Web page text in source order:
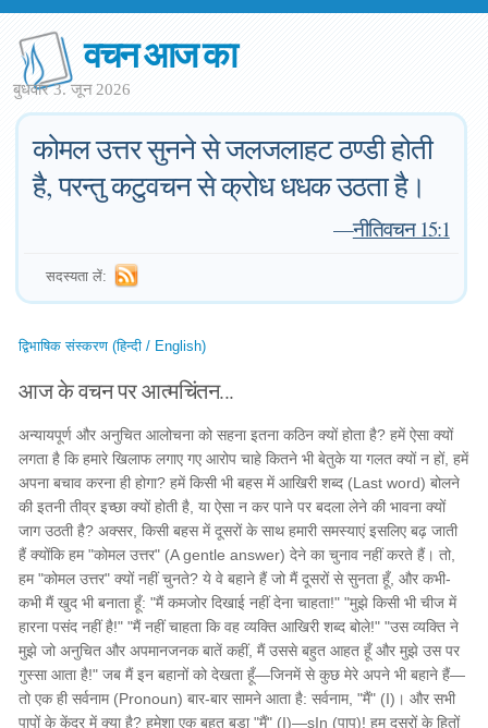
वचन आज का
बुधवार 3. जून 2026
कोमल उत्तर सुनने से जलजलाहट ठण्डी होती
है, परन्तु कटुवचन से क्रोध धधक उठता है।
—नीतिवचन 15:1
सदस्यता लें:
द्विभाषिक संस्करण (हिन्दी / English)
आज के वचन पर आत्मचिंतन...
अन्यायपूर्ण और अनुचित आलोचना को सहना इतना कठिन क्यों होता है? हमें ऐसा क्यों
लगता है कि हमारे खिलाफ लगाए गए आरोप चाहे कितने भी बेतुके या गलत क्यों न हों, हमें
अपना बचाव करना ही होगा? हमें किसी भी बहस में आखिरी शब्द (Last word) बोलने
की इतनी तीव्र इच्छा क्यों होती है, या ऐसा न कर पाने पर बदला लेने की भावना क्यों
जाग उठती है? अक्सर, किसी बहस में दूसरों के साथ हमारी समस्याएं इसलिए बढ़ जाती
हैं क्योंकि हम "कोमल उत्तर" (A gentle answer) देने का चुनाव नहीं करते हैं। तो,
हम "कोमल उत्तर" क्यों नहीं चुनते? ये वे बहाने हैं जो मैं दूसरों से सुनता हूँ, और कभी-
कभी मैं खुद भी बनाता हूँ: "मैं कमजोर दिखाई नहीं देना चाहता!" "मुझे किसी भी चीज में
हारना पसंद नहीं है!" "मैं नहीं चाहता कि वह व्यक्ति आखिरी शब्द बोले!" "उस व्यक्ति ने
मुझे जो अनुचित और अपमानजनक बातें कहीं, मैं उससे बहुत आहत हूँ और मुझे उस पर
गुस्सा आता है!" जब मैं इन बहानों को देखता हूँ—जिनमें से कुछ मेरे अपने भी बहाने हैं—
तो एक ही सर्वनाम (Pronoun) बार-बार सामने आता है: सर्वनाम, "मैं" (I)। और सभी
पापों के केंद्र में क्या है? हमेशा एक बहुत बड़ा "मैं" (I)—sIn (पाप)! हम दूसरों के हितों